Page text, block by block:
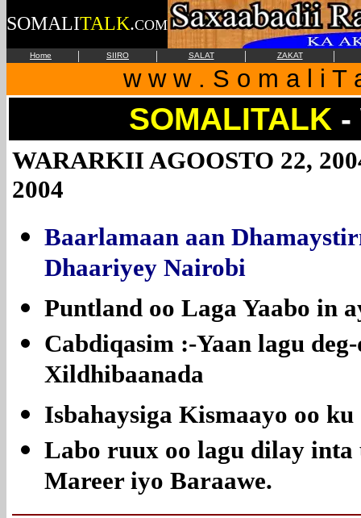
SOMALITALK.COM
Home | SIIRO | SALAT | ZAKAT |
w w w . S o m a l i T
SOMALITALK -
WARARKII AGOOSTO 22,
2004
Baarlamaan aan
Dhaariyey Nairobi
Puntland oo Laga Yaabo in
Cabdiqasim :-Yaan lagu
Xildhibaanada
Isbahaysiga Kismaayo oo
Labo ruux oo lagu dilay inta
Mareer iyo Baraawe.